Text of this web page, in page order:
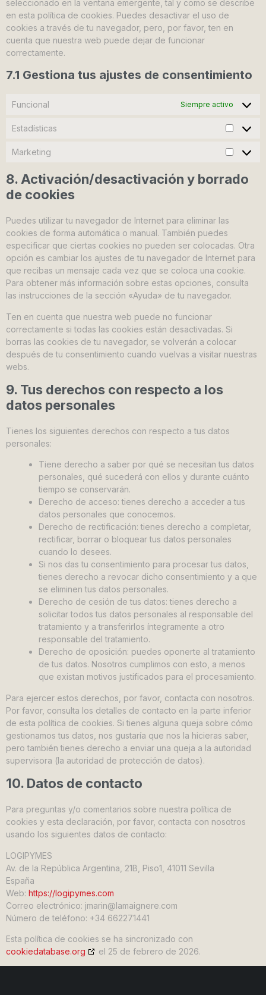
seleccionado en la ventana emergente, tal y como se describe
en esta política de cookies. Puedes desactivar el uso de
cookies a través de tu navegador, pero, por favor, ten en
cuenta que nuestra web puede dejar de funcionar
correctamente.
7.1 Gestiona tus ajustes de consentimiento
Funcional Siempre activo
Estadísticas
Marketing
8. Activación/desactivación y borrado
de cookies
Puedes utilizar tu navegador de Internet para eliminar las
cookies de forma automática o manual. También puedes
especificar que ciertas cookies no pueden ser colocadas. Otra
opción es cambiar los ajustes de tu navegador de Internet para
que recibas un mensaje cada vez que se coloca una cookie.
Para obtener más información sobre estas opciones, consulta
las instrucciones de la sección «Ayuda» de tu navegador.
Ten en cuenta que nuestra web puede no funcionar
correctamente si todas las cookies están desactivadas. Si
borras las cookies de tu navegador, se volverán a colocar
después de tu consentimiento cuando vuelvas a visitar nuestras
webs.
9. Tus derechos con respecto a los
datos personales
Tienes los siguientes derechos con respecto a tus datos
personales:
Tiene derecho a saber por qué se necesitan tus datos
personales, qué sucederá con ellos y durante cuánto
tiempo se conservarán.
Derecho de acceso: tienes derecho a acceder a tus
datos personales que conocemos.
Derecho de rectificación: tienes derecho a completar,
rectificar, borrar o bloquear tus datos personales
cuando lo desees.
Si nos das tu consentimiento para procesar tus datos,
tienes derecho a revocar dicho consentimiento y a que
se eliminen tus datos personales.
Derecho de cesión de tus datos: tienes derecho a
solicitar todos tus datos personales al responsable del
tratamiento y a transferirlos íntegramente a otro
responsable del tratamiento.
Derecho de oposición: puedes oponerte al tratamiento
de tus datos. Nosotros cumplimos con esto, a menos
que existan motivos justificados para el procesamiento.
Para ejercer estos derechos, por favor, contacta con nosotros.
Por favor, consulta los detalles de contacto en la parte inferior
de esta política de cookies. Si tienes alguna queja sobre cómo
gestionamos tus datos, nos gustaría que nos la hicieras saber,
pero también tienes derecho a enviar una queja a la autoridad
supervisora (la autoridad de protección de datos).
10. Datos de contacto
Para preguntas y/o comentarios sobre nuestra política de
cookies y esta declaración, por favor, contacta con nosotros
usando los siguientes datos de contacto:
LOGIPYMES
Av. de la República Argentina, 21B, Piso1, 41011 Sevilla
España
Web: https://logipymes.com
Correo electrónico: jmarin@lamaignere.com
Número de teléfono: +34 662271441
Esta política de cookies se ha sincronizado con
cookiedatabase.org
el 25 de febrero de 2026.